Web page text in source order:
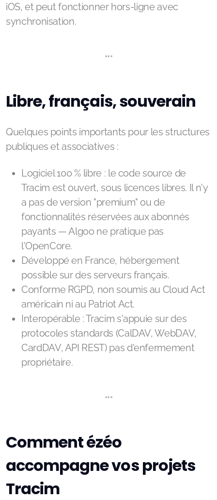
iOS, et peut fonctionner hors-ligne avec
synchronisation.
***
Libre, français, souverain
Quelques points importants pour les structures
publiques et associatives :
Logiciel 100 % libre : le code source de
Tracim est ouvert, sous licences libres. Il n'y
a pas de version "premium" ou de
fonctionnalités réservées aux abonnés
payants — Algoo ne pratique pas
l'OpenCore.
Développé en France, hébergement
possible sur des serveurs français.
Conforme RGPD, non soumis au Cloud Act
américain ni au Patriot Act.
Interopérable : Tracim s'appuie sur des
protocoles standards (CalDAV, WebDAV,
CardDAV, API REST) pas d'enfermement
propriétaire.
***
Comment ézéo
accompagne vos projets
Tracim